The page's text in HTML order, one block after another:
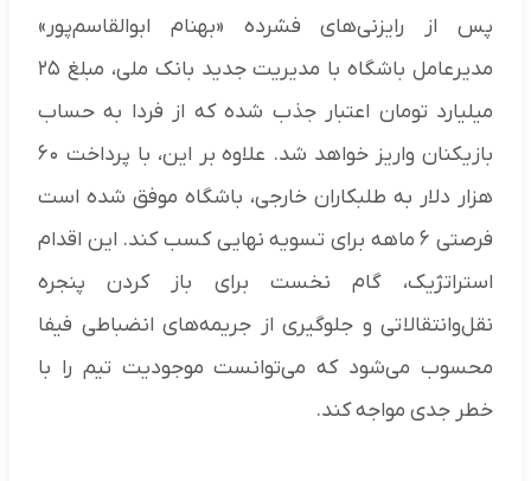
پس از رایزنی‌های فشرده «بهنام ابوالقاسم‌پور»
مدیرعامل باشگاه با مدیریت جدید بانک ملی، مبلغ ۲۵
میلیارد تومان اعتبار جذب شده که از فردا به حساب
بازیکنان واریز خواهد شد. علاوه بر این، با پرداخت ۶۰
هزار دلار به طلبکاران خارجی، باشگاه موفق شده است
فرصتی ۶ ماهه برای تسویه نهایی کسب کند. این اقدام
استراتژیک، گام نخست برای باز کردن پنجره
نقل‌وانتقالاتی و جلوگیری از جریمه‌های انضباطی فیفا
محسوب می‌شود که می‌توانست موجودیت تیم را با
خطر جدی مواجه کند.